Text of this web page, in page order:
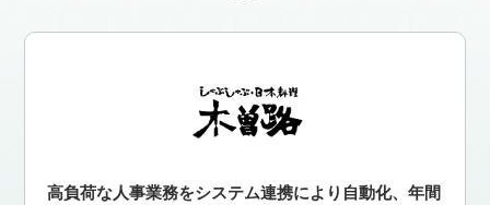
高負荷な人事業務をシステム連携により自動化、年間